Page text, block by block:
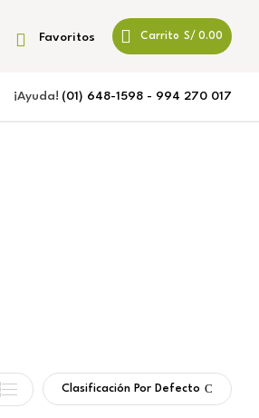
Favoritos Carrito S/ 0.00
¡Ayuda! (01) 648-1598 - 994 270 017
Clasificación Por Defecto